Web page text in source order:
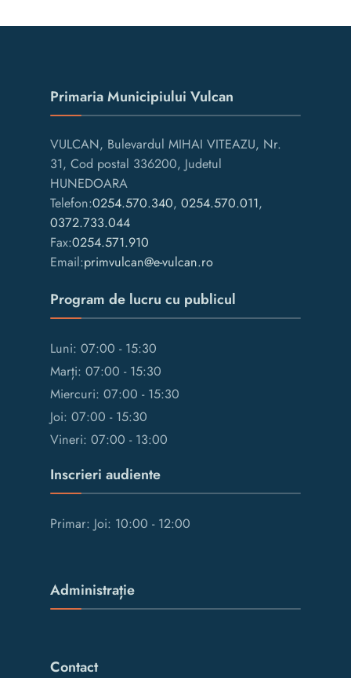
Primaria Municipiului Vulcan
VULCAN, Bulevardul MIHAI VITEAZU, Nr.
31, Cod postal 336200, Judetul
HUNEDOARA
Telefon:0254.570.340, 0254.570.011,
0372.733.044
Fax:0254.571.910
Email:primvulcan@e-vulcan.ro
Program de lucru cu publicul
Luni: 07:00 - 15:30
Marți: 07:00 - 15:30
Miercuri: 07:00 - 15:30
Joi: 07:00 - 15:30
Vineri: 07:00 - 13:00
Inscrieri audiente
Primar: Joi: 10:00 - 12:00
Administrație
Contact